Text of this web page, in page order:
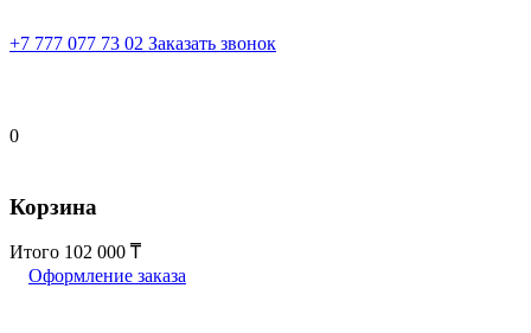
+7 777 077 73 02 Заказать звонок
0
Корзина
Итого 102 000
Оформление заказа